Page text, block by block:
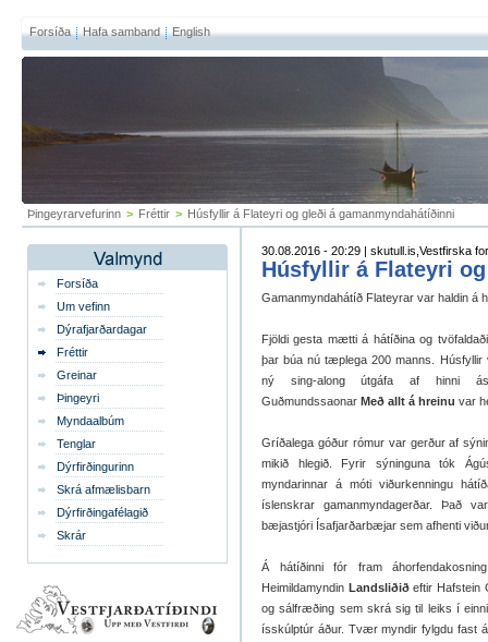
Forsíða Hafa samband English
Þingeyrarvefurinn > Fréttir > Húsfyllir á Flateyri og gleði á gamanmyndahátíðinni
Forsíða
Um vefinn
Dýrafjarðardagar
Fréttir
Greinar
Þingeyri
Myndaalbúm
Tenglar
Dýrfirðingurinn
Skrá afmælisbarn
Dýrfirðingafélagið
Skrár
30.08.2016 - 20:29 | skutull.is,Vestfirska
Húsfyllir á Flateyri
Gamanmyndahátíð Flateyrar var haldin á
Fjöldi gesta mætti á hátíðina og
þar búa nú tæplega 200 manns. Húsfyllir
ný sing-along útgáfa af hinni
Guðmundssaonar Með allt á hreinu var
Gríðalega góður rómur var gerður af
mikið hlegið. Fyrir sýninguna tók
myndarinnar á móti viðurkenningu
íslenskrar gamanmyndagerðar. Það
bæjastjóri Ísafjarðarbæjar sem afhenti
Á hátíðinni fór fram
Heimildamyndin Landsliðiðeftir Hafstein
og sálfræðing sem skrá sig til leiks í
ísskúlptúr áður. Tvær myndir fylgdu fast